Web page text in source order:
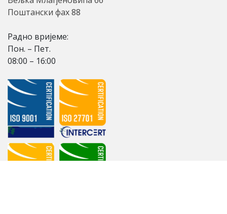
Поштански фах 88
Радно вријеме:
Пон. – Пет.
08:00 – 16:00